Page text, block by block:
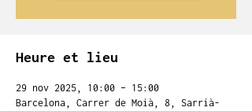
Heure et lieu
29 nov 2025, 10:00 – 15:00
Barcelona, Carrer de Moià, 8, Sarrià-